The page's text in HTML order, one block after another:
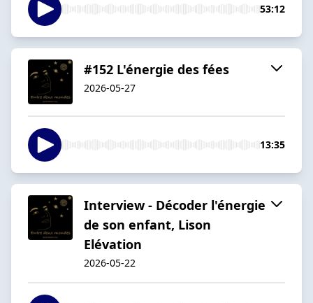
53:12
#152 L'énergie des fées
2026-05-27
13:35
Interview - Décoder l'énergie
de son enfant, Lison
Elévation
2026-05-22